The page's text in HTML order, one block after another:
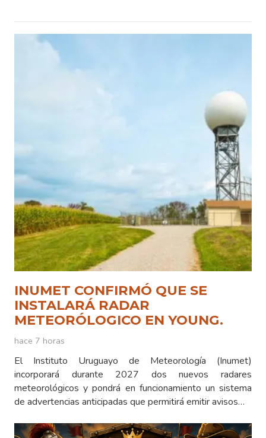
INUMET CONFIRMÓ QUE SE
INSTALARÁ RADAR
METEORÓLOGICO EN YOUNG.
hace 7 horas
El Instituto Uruguayo de Meteorología (Inumet)
incorporará durante 2027 dos nuevos radares
meteorológicos y pondrá en funcionamiento un sistema
de advertencias anticipadas que permitirá emitir avisos…